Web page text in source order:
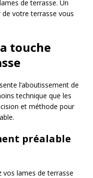
de terrasse. Un
votre terrasse vous
touche
l’aboutissement de
technique que les
et méthode pour
préalable
vos lames de terrasse